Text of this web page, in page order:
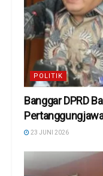
POLITIK
Banggar DPRD
23 JUNI 2026